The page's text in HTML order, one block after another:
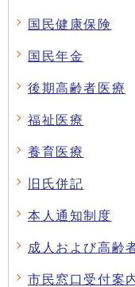
国民健康保険
国民年金
後期高齢者医療
福祉医療
養育医療
旧氏併記
本人通知制度
成人および高齢
市民窓口受付案